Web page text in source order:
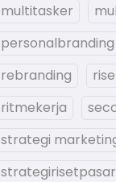
multitasker
personalbranding
rebranding
ritmekerja
strategi
strategirisetpasar